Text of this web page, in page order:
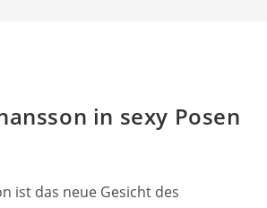
in sexy Posen
ist das neue Gesicht des